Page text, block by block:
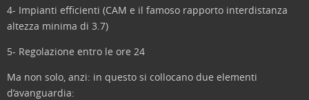
4- Impianti efficienti (CAM e il famoso rapporto interdistanza
altezza minima di 3.7)
5- Regolazione entro le ore 24
Ma non solo, anzi: in questo si collocano due elementi
d’avanguardia: